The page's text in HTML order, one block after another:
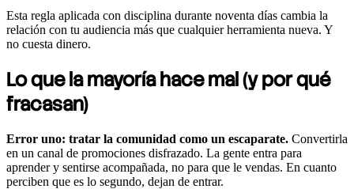
Esta regla aplicada con disciplina durante noventa días cambia la
relación con tu audiencia más que cualquier herramienta nueva. Y
no cuesta dinero.
Lo que la mayoría hace mal (y por qué
fracasan)
Error uno: tratar la comunidad como un escaparate. Convertirla
en un canal de promociones disfrazado. La gente entra para
aprender y sentirse acompañada, no para que le vendas. En cuanto
perciben que es lo segundo, dejan de entrar.